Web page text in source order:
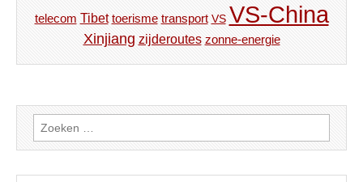
telecom Tibet toerisme transport VS VS-China
Xinjiang zijderoutes zonne-energie
Zoeken
naar: